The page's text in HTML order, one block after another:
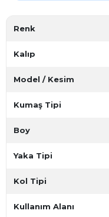
Renk
Kalıp
Model / Kesim
Kumaş Tipi
Boy
Yaka Tipi
Kol Tipi
Kullanım Alanı